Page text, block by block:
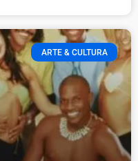
ARTE & CULTURA